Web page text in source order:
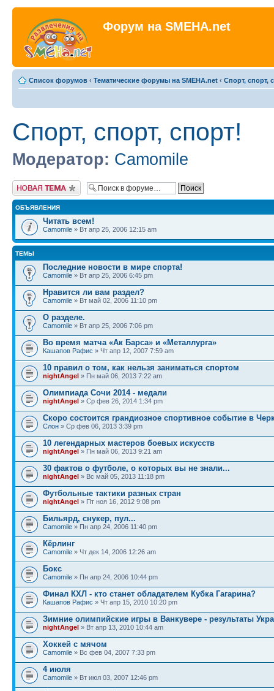
Форум на SMEHA.net
Список форумов ‹ Тематические форумы на SMEHA.net ‹ Спорт, спорт,
Спорт, спорт, спорт!
Модератор: Camomile
Новая тема
ОБЪЯВЛЕНИЯ
Читать всем!
Camomile » Вт апр 25, 2006 12:15 am
ТЕМЫ
Последние новости в мире спорта!
Camomile » Вт апр 25, 2006 6:45 pm
Нравится ли вам раздел?
Camomile » Вт май 02, 2006 11:10 pm
О разделе.
Camomile » Вт апр 25, 2006 7:06 pm
Во время матча «Ак Барса» и «Металлурга»
Кашапов Рафис » Чт апр 12, 2007 7:59 am
10 правил о том, как нельзя заниматься спортом
nightAngel » Пн май 06, 2013 7:22 am
Олимпиада Сочи 2014 - медали
nightAngel » Ср фев 26, 2014 1:34 pm
Скоро состоится грандиозное спортивное событие в
Слон » Ср фев 06, 2013 3:39 pm
10 легендарных мастеров боевых искусств
nightAngel » Пн май 06, 2013 9:21 am
30 фактов о футболе, о которых вы не знали...
nightAngel » Вс май 05, 2013 11:18 pm
Футбольные тактики разных стран
nightAngel » Пт ноя 16, 2012 9:08 pm
Бильярд, снукер, пул...
Camomile » Пн апр 24, 2006 11:40 pm
Кёрлинг
Camomile » Чт дек 14, 2006 12:26 am
Бокс
Camomile » Пн апр 24, 2006 10:44 pm
Финал КХЛ - кто станет обладателем Кубка Гагарина?
Кашапов Рафис » Чт апр 15, 2010 10:20 pm
Зимние олимпийские игры в Ванкувере - результаты
nightAngel » Вт апр 13, 2010 10:44 am
Хоккей с мячом
Camomile » Вс фев 04, 2007 7:33 pm
4 июля
Camomile » Вт июл 03, 2007 12:46 pm